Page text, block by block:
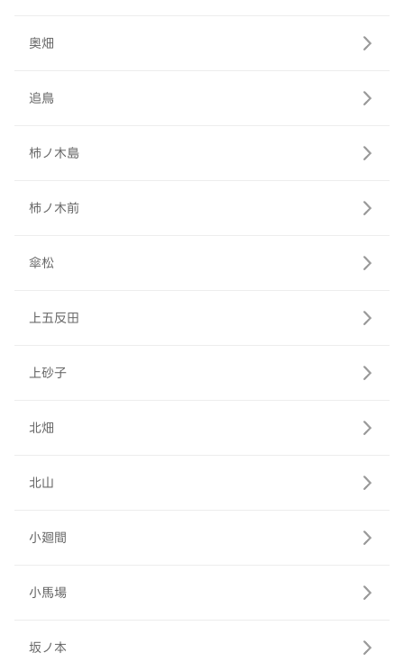
奥畑
追鳥
柿ノ木島
柿ノ木前
傘松
上五反田
上砂子
北畑
北山
小廻間
小馬場
坂ノ本